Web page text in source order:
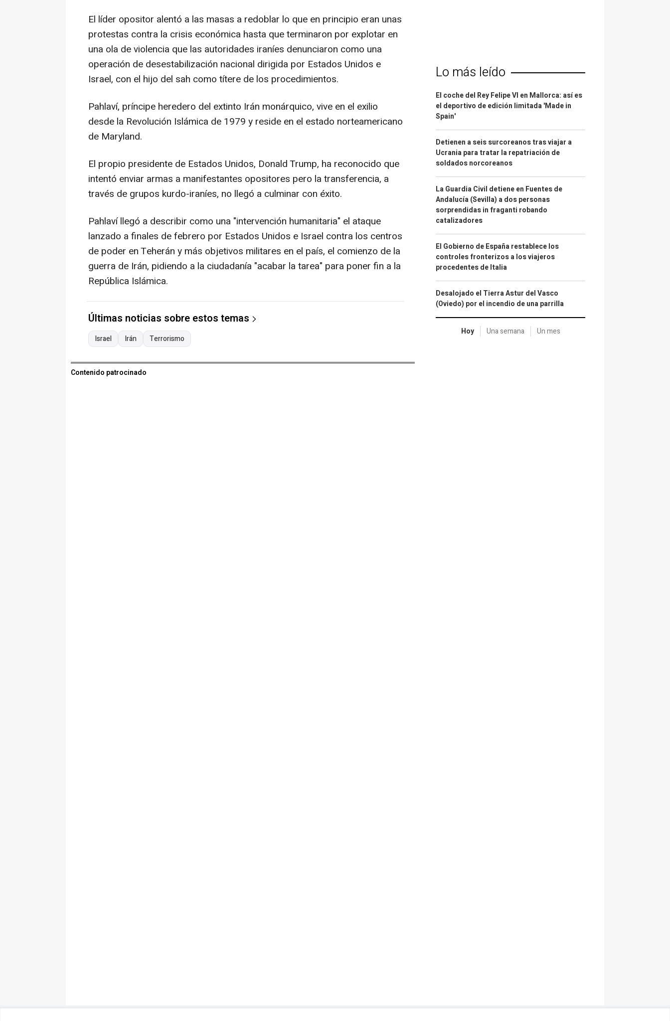
El líder opositor alentó a las masas a redoblar lo que en principio eran unas
protestas contra la crisis económica hasta que terminaron por explotar en
una ola de violencia que las autoridades iraníes denunciaron como una
operación de desestabilización nacional dirigida por Estados Unidos e
Israel, con el hijo del sah como títere de los procedimientos.
Pahlaví, príncipe heredero del extinto Irán monárquico, vive en el exilio
desde la Revolución Islámica de 1979 y reside en el estado norteamericano
de Maryland.
El propio presidente de Estados Unidos, Donald Trump, ha reconocido que
intentó enviar armas a manifestantes opositores pero la transferencia, a
través de grupos kurdo-iraníes, no llegó a culminar con éxito.
Pahlaví llegó a describir como una "intervención humanitaria" el ataque
lanzado a finales de febrero por Estados Unidos e Israel contra los centros
de poder en Teherán y más objetivos militares en el país, el comienzo de la
guerra de Irán, pidiendo a la ciudadanía "acabar la tarea" para poner fin a la
República Islámica.
Últimas noticias sobre estos temas
Israel Irán Terrorismo
Contenido patrocinado
Lo más leído
El coche del Rey Felipe VI en Mallorca: así es
el deportivo de edición limitada 'Made in
Spain'
Detienen a seis surcoreanos tras viajar a
Ucrania para tratar la repatriación de
soldados norcoreanos
La Guardia Civil detiene en Fuentes de
Andalucía (Sevilla) a dos personas
sorprendidas in fraganti robando
catalizadores
El Gobierno de España restablece los
controles fronterizos a los viajeros
procedentes de Italia
Desalojado el Tierra Astur del Vasco
(Oviedo) por el incendio de una parrilla
Hoy Una semana Un mes